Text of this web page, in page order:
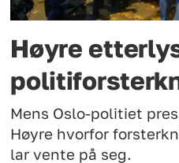
Høyre
Mens Oslo-politiet
Høyre hvorfor
lar vente på seg.